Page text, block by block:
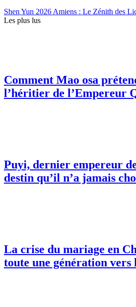
Shen Yun 2026 Amiens : Le Zénith des
Les plus lus
Comment Mao osa
l’héritier de l’Empereur
Puyi, dernier empereur
destin qu’il n’a jamais
La crise du mariage en
toute une génération vers